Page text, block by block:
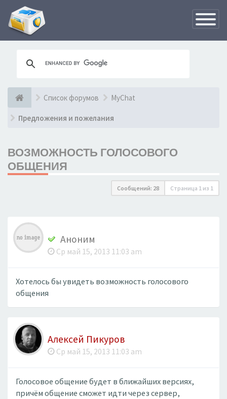
Список форумов MyChat
Предложения и пожелания
ВОЗМОЖНОСТЬ ГОЛОСОВОГО
ОБЩЕНИЯ
Сообщений: 28 Страница 1 из 1
Аноним
Ср май 15, 2013 11:03 am
Хотелось бы увидеть возможность голосового
общения
Алексей Пикуров
Ср май 15, 2013 11:03 am
Голосовое общение будет в ближайших версиях,
причём общение сможет идти через сервер,